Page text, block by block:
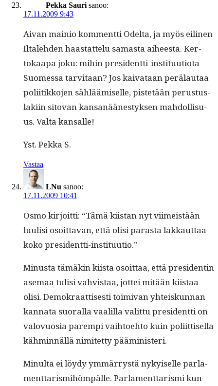
Pekka Sauri sanoo:
17.11.2009 9:43
Aivan mainio kom­ment­ti Odelta, ja myös eili­nen
Iltale­hden haas­tat­telu samas­ta aiheesta. Ker­
tokaa­pa joku: mihin pres­i­dent­ti-insti­tuu­tio­ta
Suomes­sa tarvi­taan? Jos kai­vataan perälau­taa
poli­itikko­jen säh­läämiselle, pis­tetään perus­tus­
laki­in sito­van kansanäänestyk­sen mah­dol­lisu­
us. Val­ta kansalle!
Yst. Pekka S.
Vastaa
LNu sanoo:
17.11.2009 10:41
Osmo kir­joit­ti: “Tämä kiis­tan nyt viimeistään
luulisi osoit­ta­van, että olisi paras­ta lakkaut­taa
koko presidentti-instituutio.”
Minus­ta tämäkin kiista osoit­taa, että pres­i­dentin
ase­maa tulisi vahvis­taa, jot­tei mitään kiis­taa
olisi. Demokraat­tis­es­ti toimi­van yhteiskun­nan
kan­na­ta suo­ral­la vaalil­la valit­tu pres­i­dent­ti on
val­ovu­osia parem­pi vai­h­toe­hto kuin poli­it­tisel­la
käh­min­näl­lä nimitet­ty pääministeri.
Min­ul­ta ei löy­dy ymmär­rystä nykyiselle par­la­
ment­taris­mi­höm­pälle. Par­la­ment­taris­mi kun